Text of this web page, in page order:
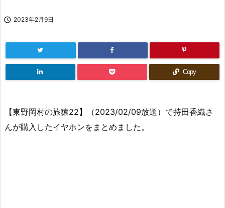
 2023年2月9日
Copy
【東野岡村の旅猿22】（2023/02/09放送）で持田香織さ
んが購入したイヤホンをまとめました。